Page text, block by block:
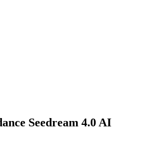
Seedream 4.0 AI